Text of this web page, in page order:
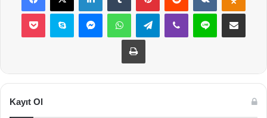
Pocket Skype MessengerWhatsAppTelegramViber Line E-Posta ile
Yazdır
Kayıt Ol